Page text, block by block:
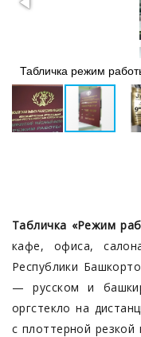
Табличка режим
Табличка «Режим
кафе, офиса,
Республики
— русском и
оргстекло на
с плоттерной резкой